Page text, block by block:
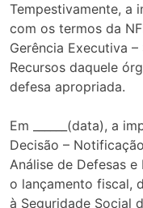
Tempestivamente, a
com os termos da
Gerência Executiva
Recursos daquele
defesa apropriada.
Em ______(data), a
Decisão – Notificação
Análise de Defesas
o lançamento fiscal,
à Seguridade Social